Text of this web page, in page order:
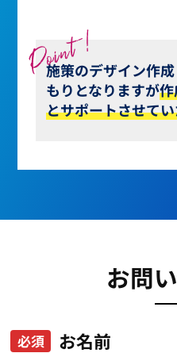
施策のデザイン作
もりとなりますが
とサポートさせて
お問
お名前
必須